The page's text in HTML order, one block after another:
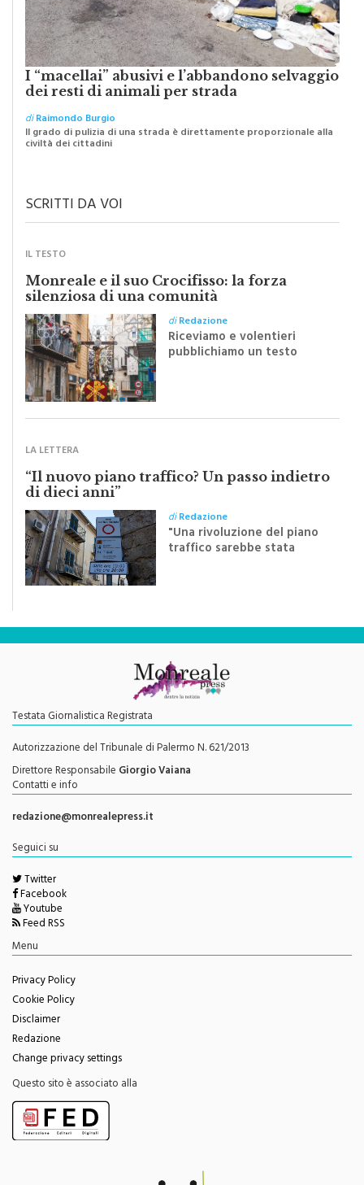
I “macellai” abusivi e l’abbandono selvaggio
dei resti di animali per strada
diRaimondo Burgio
SCRITTI DA VOI
IL TESTO
Monreale e il suo Crocifisso: la forza
silenziosa di una comunità
diRedazione
Riceviamo e volentieri
Sapienza all'indomani della
LA LETTERA
“Il nuovo piano traffico? Un passo indietro
di dieci anni”
diRedazione
"Una rivoluzione del piano
Testata Giornalistica Registrata
Autorizzazione del Tribunale di Palermo N. 621/2013
Direttore ResponsabileGiorgio Vaiana
Contatti e info
redazione@monrealepress.it
Seguici su
Twitter
Facebook
Youtube
Feed RSS
Privacy Policy
Cookie Policy
Disclaimer
Redazione
Change privacy settings
Questo sito è associato alla